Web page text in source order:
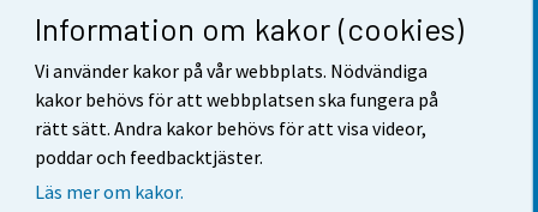
Information om kakor (cookies)
Vi använder kakor på vår webbplats. Nödvändiga
kakor behövs för att webbplatsen ska fungera på
rätt sätt. Andra kakor behövs för att visa videor,
poddar och feedbacktjäster.
Läs mer om kakor.
Respons
Användarvillkor
Dataskydd
Tillgänglighet